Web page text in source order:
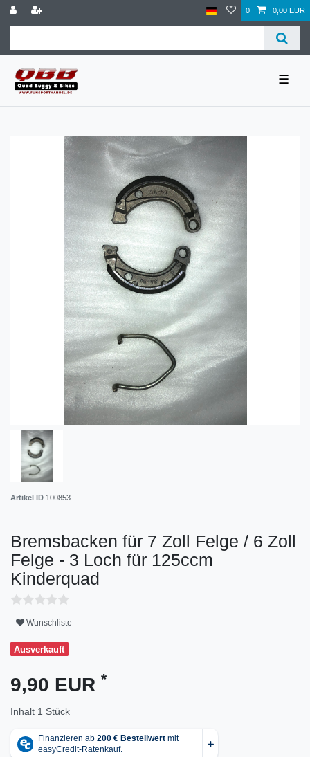
0 0,00 EUR
☰
Artikel ID 100853
Bremsbacken für 7 Zoll Felge / 6 Zoll
Felge - 3 Loch für 125ccm
Kinderquad
Wunschliste
Ausverkauft
9,90 EUR *
Inhalt 1 Stück